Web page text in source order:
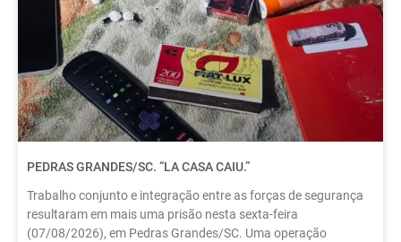
PEDRAS GRANDES/SC. “LA CASA CAIU.”
Trabalho conjunto e integração entre as forças de segurança
resultaram em mais uma prisão nesta sexta-feira
(07/08/2026), em Pedras Grandes/SC. Uma operação